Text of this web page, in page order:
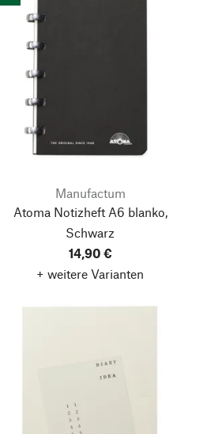
Manufactum
Atoma Notizheft A6 blanko,
Schwarz
14,90 €
+ weitere Varianten